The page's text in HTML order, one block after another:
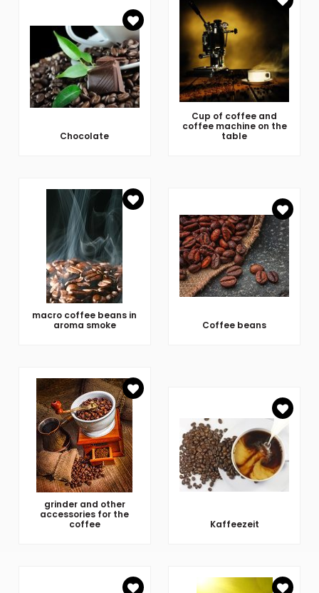
Chocolate
Cup of coffee and
coffee machine on the
table
macro coffee beans in
aroma smoke
Coffee beans
grinder and other
accessories for the
coffee
Kaffeezeit